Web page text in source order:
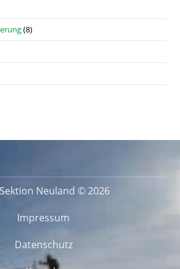
(8)
Neuland © 2026
Impressum
Datenschutz